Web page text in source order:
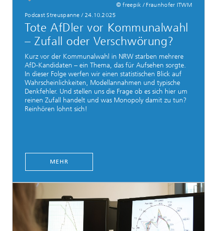
© freepik / Fraunhofer ITWM
Podcast Streuspanne / 24.10.2025
Tote AfDler vor Kommunalwahl
– Zufall oder Verschwörung?
Kurz vor der Kommunalwahl in NRW starben mehrere
AfD-Kandidaten – ein Thema, das für Aufsehen sorgte.
In dieser Folge werfen wir einen statistischen Blick auf
Wahrscheinlichkeiten, Modellannahmen und typische
Denkfehler. Und stellen uns die Frage ob es sich hier um
reinen Zufall handelt und was Monopoly damit zu tun?
Reinhören lohnt sich!
MEHR